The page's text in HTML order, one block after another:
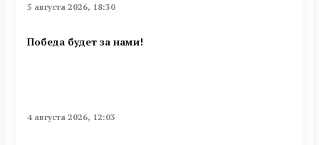
5 августа 2026, 18:30
Победа будет за нами!
4 августа 2026, 12:03